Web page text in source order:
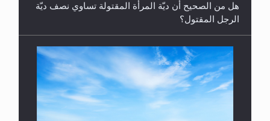
هل من الصحيح أن ديّة المرأة المقتولة تساوي نصف ديّة
الرجل المقتول؟